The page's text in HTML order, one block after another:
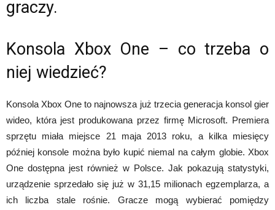
graczy.
Konsola Xbox One – co trzeba o
niej wiedzieć?
Konsola Xbox One to najnowsza już trzecia generacja konsol gier
wideo, która jest produkowana przez firmę Microsoft. Premiera
sprzętu miała miejsce 21 maja 2013 roku, a kilka miesięcy
później konsole można było kupić niemal na całym globie. Xbox
One dostępna jest również w Polsce. Jak pokazują statystyki,
urządzenie sprzedało się już w 31,15 milionach egzemplarza, a
ich liczba stale rośnie. Gracze mogą wybierać pomiędzy